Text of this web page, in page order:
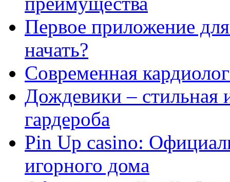
Первое приложение
начать?
Современная
Дождевики – стильная
гардероба
Pin Up casino:
игорного дома